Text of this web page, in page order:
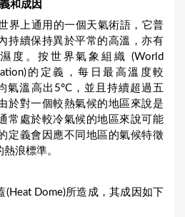
和成因
界上通用的一個天氣術語，它普
持續保持異於平常的高溫，亦有
度。按世界氣象組織 (World
的定義，每日最高溫度較
氣溫高出5°C，並且持續超過五
於對一個較熱氣候的地區來說是
常處於較冷氣候的地區來說可能
定義會因應不同地區的氣候特徵
浪標準。
(Heat Dome)所造成，其成因如下